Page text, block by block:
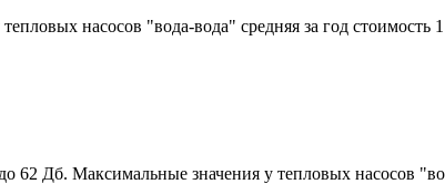
насосов "вода-вода" средняя за год
62 Дб. Максимальные значения у тепловых насосов